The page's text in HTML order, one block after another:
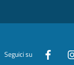
Seguici su